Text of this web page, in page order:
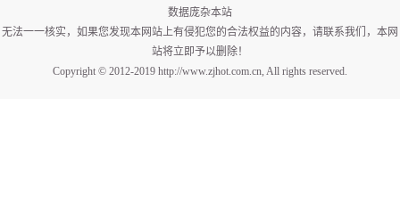
数据庞杂本站
无法一一核实，如果您发现本网站上有侵犯您的合法权益的内容，请联系我们，本网
站将立即予以删除！
Copyright © 2012-2019 http://www.zjhot.com.cn, All rights reserved.